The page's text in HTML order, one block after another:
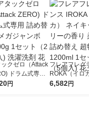
ックゼロ（Attack
ドラム式専用
え メガジャン
円
フレアフレグ
ROKA（イロ
イキッドリリ
6,582円